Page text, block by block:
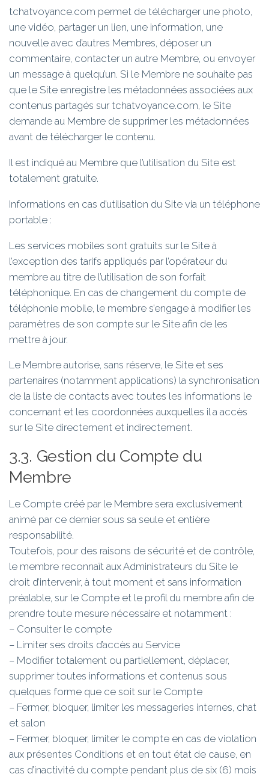
tchatvoyance.com permet de télécharger une photo,
une vidéo, partager un lien, une information, une
nouvelle avec d’autres Membres, déposer un
commentaire, contacter un autre Membre, ou envoyer
un message à quelqu’un. Si le Membre ne souhaite pas
que le Site enregistre les métadonnées associées aux
contenus partagés sur tchatvoyance.com, le Site
demande au Membre de supprimer les métadonnées
avant de télécharger le contenu.
Il est indiqué au Membre que l’utilisation du Site est
totalement gratuite.
Informations en cas d’utilisation du Site via un téléphone
portable :
Les services mobiles sont gratuits sur le Site à
l’exception des tarifs appliqués par l’opérateur du
membre au titre de l’utilisation de son forfait
téléphonique. En cas de changement du compte de
téléphonie mobile, le membre s’engage à modifier les
paramètres de son compte sur le Site afin de les
mettre à jour.
Le Membre autorise, sans réserve, le Site et ses
partenaires (notamment applications) la synchronisation
de la liste de contacts avec toutes les informations le
concernant et les coordonnées auxquelles il a accès
sur le Site directement et indirectement.
3.3. Gestion du Compte du
Membre
Le Compte créé par le Membre sera exclusivement
animé par ce dernier sous sa seule et entière
responsabilité.
Toutefois, pour des raisons de sécurité et de contrôle,
le membre reconnaît aux Administrateurs du Site le
droit d’intervenir, à tout moment et sans information
préalable, sur le Compte et le profil du membre afin de
prendre toute mesure nécessaire et notamment :
– Consulter le compte
– Limiter ses droits d’accès au Service
– Modifier totalement ou partiellement, déplacer,
supprimer toutes informations et contenus sous
quelques forme que ce soit sur le Compte
– Fermer, bloquer, limiter les messageries internes, chat
et salon
– Fermer, bloquer, limiter le compte en cas de violation
aux présentes Conditions et en tout état de cause, en
cas d’inactivité du compte pendant plus de six (6) mois